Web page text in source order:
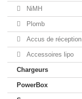
NiMH
Plomb
Accus de réception
Accessoires lipo
Chargeurs
PowerBox